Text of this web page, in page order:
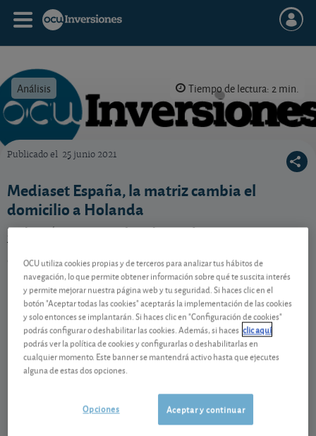
Análisis Tiempo de lectura: 2 min.
Publicado el 25 junio 2021
Mediaset España, la matriz cambia el
domicilio a Holanda
En la práctica, se ratifica el acuerdo previo entre
Vivendi y Mediaset que puso fin a las desavenencias
entre ambas compañías.
Contenido reservado a SOCIOS
Gestiona tu dinero con visión
experta
y consigue que cada euro trabaje
para ti
OCU utiliza cookies propias y de terceros para analizar tus hábitos de
navegación, lo que permite obtener información sobre qué te suscita interés
y permite mejorar nuestra página web y tu seguridad. Si haces clic en el
botón "Aceptar todas las cookies" aceptarás la implementación de las cookies
y solo entonces se implantarán. Si haces clic en "Configuración de cookies"
podrás configurar o deshabilitar las cookies. Además, si haces clic aquí
podrás ver la política de cookies y configurarlas o deshabilitarlas en
cualquier momento. Este banner se mantendrá activo hasta que ejecutes
alguna de estas dos opciones.
Aceptar y continuar
Opciones